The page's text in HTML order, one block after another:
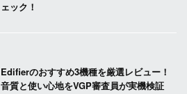
ェック！
Edifierのおすすめ3機種を厳選レビュー！
音質と使い心地をVGP審査員が実機検証